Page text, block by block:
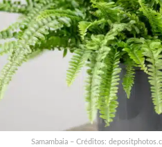
Samambaia – Créditos: